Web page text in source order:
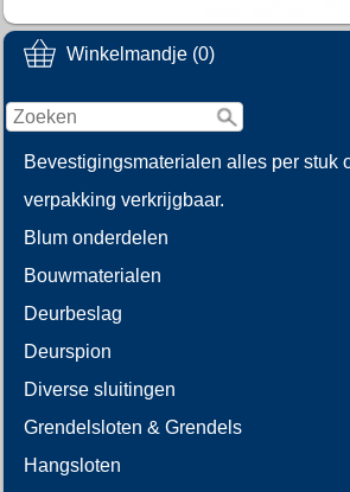
Winkelmandje (0)
Bevestigingsmaterialen alles per stuk
verpakking verkrijgbaar.
Blum onderdelen
Bouwmaterialen
Deurbeslag
Deurspion
Diverse sluitingen
Grendelsloten & Grendels
Hangsloten